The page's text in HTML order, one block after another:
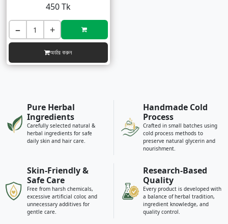
450 Tk
− +
অর্ডার করুন
Pure Herbal
Ingredients
Carefully selected natural &
herbal ingredients for safe
daily skin and hair care.
Handmade Cold
Process
Crafted in small batches using
cold process methods to
preserve natural glycerin and
nourishment.
Skin-Friendly &
Safe Care
Free from harsh chemicals,
excessive artificial color, and
unnecessary additives for
gentle care.
Research-Based
Quality
Every product is developed with
a balance of herbal tradition,
ingredient knowledge, and
quality control.